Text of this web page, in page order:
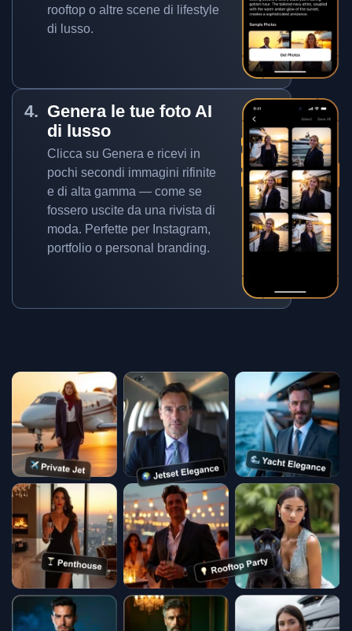
rooftop o altre scene di lifestyle
di lusso.
Genera le tue foto AI
di lusso
Clicca su Genera e ricevi in
pochi secondi immagini rifinite
e di alta gamma — come se
fossero uscite da una rivista di
moda. Perfette per Instagram,
portfolio o personal branding.